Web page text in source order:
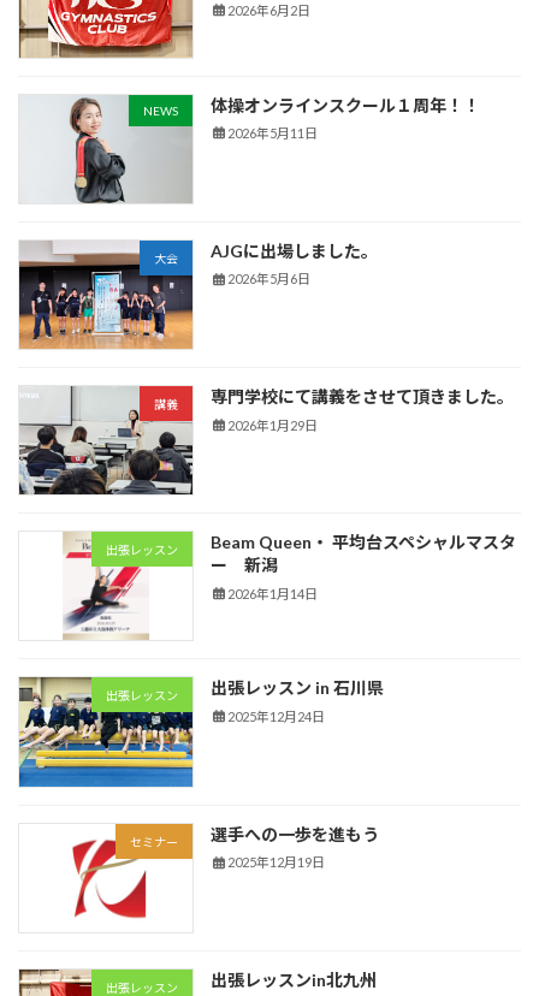
2026年6月2日
NEWS 体操オンラインスクール１周年！！
2026年5月11日
大会 AJGに出場しました。
2026年5月6日
講義 専門学校にて講義をさせて頂きました。
2026年1月29日
出張レッスン
Beam Queen・ 平均台スペシャルマスタ
ー 新潟
2026年1月14日
出張レッスン 出張レッスン in 石川県
2025年12月24日
セミナー 選手への一歩を進もう
2025年12月19日
出張レッスン 出張レッスンin北九州